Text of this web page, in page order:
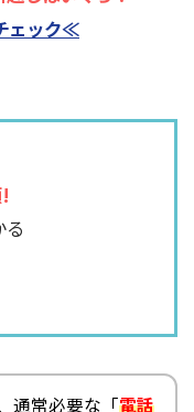
ェック≪
る
通常必要な「電話